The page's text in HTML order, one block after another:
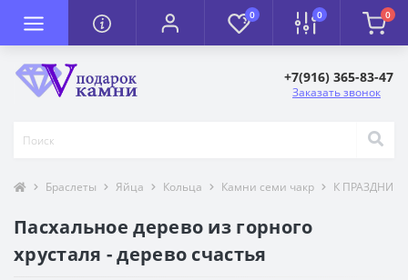
0 0 0
+7(916) 365-83-47
Заказать звонок
Браслеты Яйца Кольца Камни семи чакр К
Пасхальное дерево из горного
хрусталя - дерево счастья